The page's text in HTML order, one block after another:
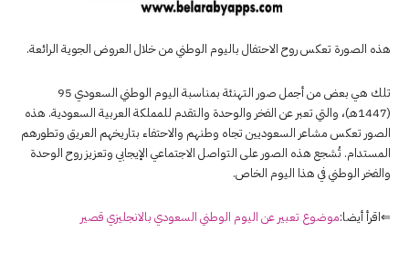
هذه الصورة تعكس روح الاحتفال باليوم الوطني من خلال العروض الجوية الرائعة.
تلك هي بعض من أجمل صور التهنئة بمناسبة اليوم الوطني السعودي 95
(1447هـ)، والتي تعبر عن الفخر والوحدة والتقدم للمملكة العربية السعودية. هذه
الصور تعكس مشاعر السعوديين تجاه وطنهم والاحتفاء بتاريخهم العريق وتطورهم
المستدام. تُشجع هذه الصور على التواصل الاجتماعي الإيجابي وتعزيز روح الوحدة
والفخر الوطني في هذا اليوم الخاص.
⇐اقرأ أيضا:موضوع تعبير عن اليوم الوطني السعودي بالانجليزي قصير